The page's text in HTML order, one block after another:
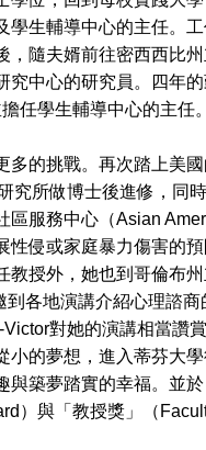
生輔導中心的主任。
隨夫婿前往密西西比
中心的研究員。四年
任學生輔導中心的主任。
挑戰。再次踏上美國
所做博士後進修，同
服務中心（Asian
侵或家庭暴力傷害的
授外，她也到哥倫布
各地演講介紹心理諮
對她的演講相當讚
的夢想，進入蒂芬大
築夢踏實的幸福。並
）與「教授獎」（